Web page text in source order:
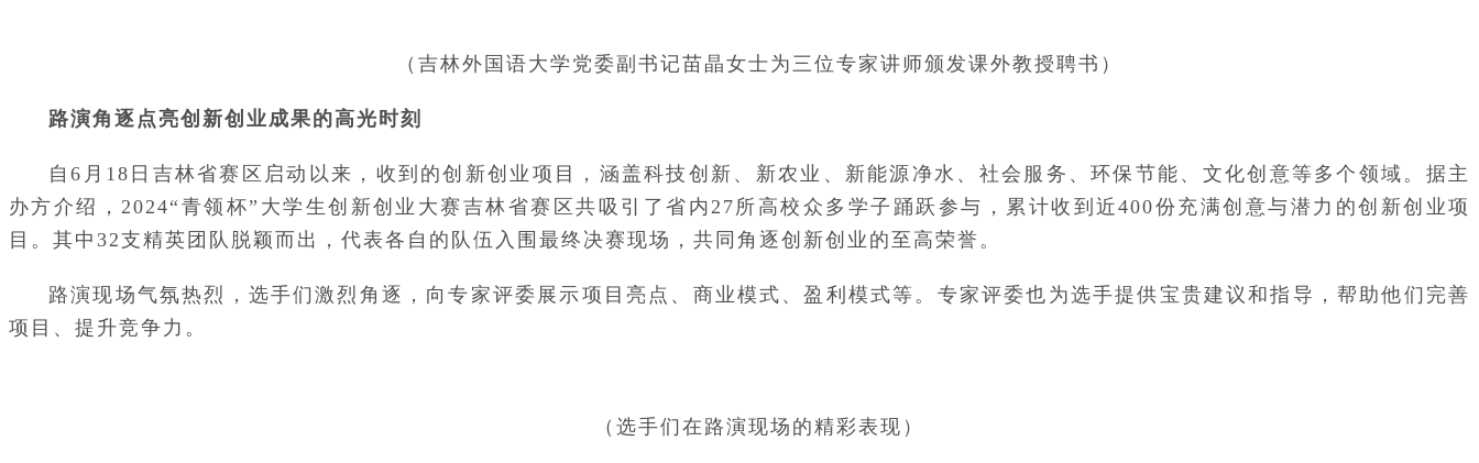
（吉林外国语大学党委副书记苗晶女士为三位专家讲师颁发课外教授聘书）
路演角逐点亮创新创业成果的高光时刻
自6月18日吉林省赛区启动以来，收到的创新创业项目，涵盖科技创新、新农业、新能源净水、社会服务、环保节能、文化创意等多个领域。据主
办方介绍，2024“青领杯”大学生创新创业大赛吉林省赛区共吸引了省内27所高校众多学子踊跃参与，累计收到近400份充满创意与潜力的创新创业项
目。其中32支精英团队脱颖而出，代表各自的队伍入围最终决赛现场，共同角逐创新创业的至高荣誉。
路演现场气氛热烈，选手们激烈角逐，向专家评委展示项目亮点、商业模式、盈利模式等。专家评委也为选手提供宝贵建议和指导，帮助他们完善
项目、提升竞争力。
（选手们在路演现场的精彩表现）